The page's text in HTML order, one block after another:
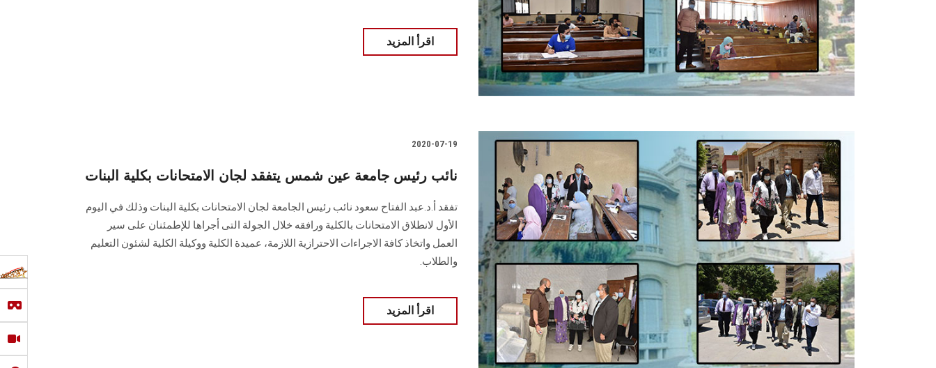
اقرأ المزيد
2020-07-19
نائب رئيس جامعة عين شمس يتفقد لجان الامتحانات بكلية البنات
تفقد أ.د.عبد الفتاح سعود نائب رئيس الجامعة لجان الامتحانات بكلية البنات وذلك في اليوم
الأول لانطلاق الامتحانات بالكلية ورافقه خلال الجولة التى أجراها للإطمئنان على سير
العمل واتخاذ كافة الاجراءات الاحترازية اللازمة، عميدة الكلية ووكيلة الكلية لشئون التعليم
والطلاب.
اقرأ المزيد